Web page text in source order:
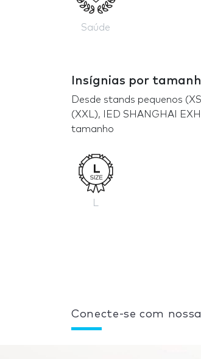
Saúde
Insígnias por
Desde stands pequenos
(XXL), IED SHANGHAI
tamanho
Conecte-se com